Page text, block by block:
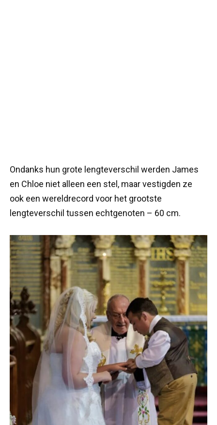
Ondanks hun grote lengteverschil werden James
en Chloe niet alleen een stel, maar vestigden ze
ook een wereldrecord voor het grootste
lengteverschil tussen echtgenoten – 60 cm.